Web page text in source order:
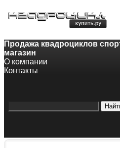
Продажа квадроциклов
магазин
О компании
Контакты